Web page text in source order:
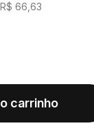
R$ 66 63
carrinho